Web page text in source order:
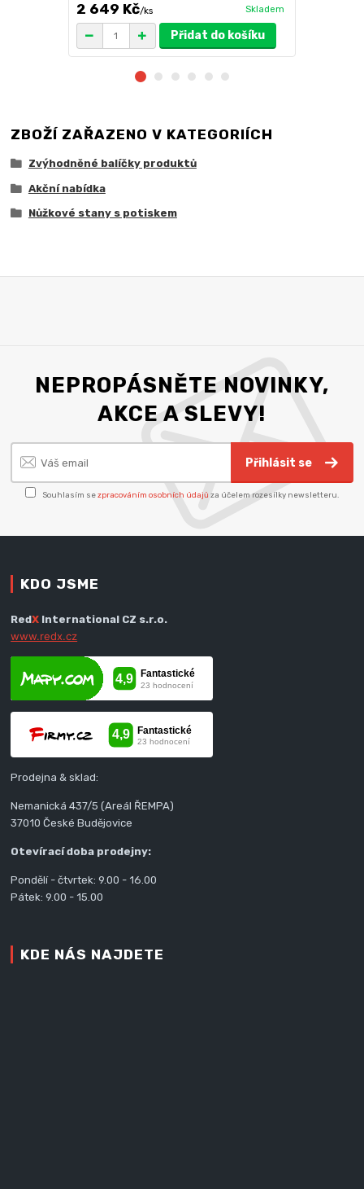
2 649 Kč/ks Skladem
Přidat do košíku
ZBOŽÍ ZAŘAZENO V KATEGORIÍCH
Zvýhodněné balíčky produktů
Akční nabídka
Nůžkové stany s potiskem
NEPROPÁSNĚTE NOVINKY,
AKCE A SLEVY!
Přihlásit se
Souhlasím sezpracováním osobních údajů za účelem rozesílky newsletteru.
KDO JSME
RedX International CZ s.r.o.
www.redx.cz
Prodejna & sklad:
Nemanická 437/5 (Areál ŘEMPA)
37010 České Budějovice
Otevírací doba prodejny:
Pondělí - čtvrtek: 9.00 - 16.00
Pátek: 9.00 - 15.00
KDE NÁS NAJDETE